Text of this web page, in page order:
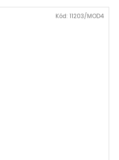
Kód: 11203/MOD4